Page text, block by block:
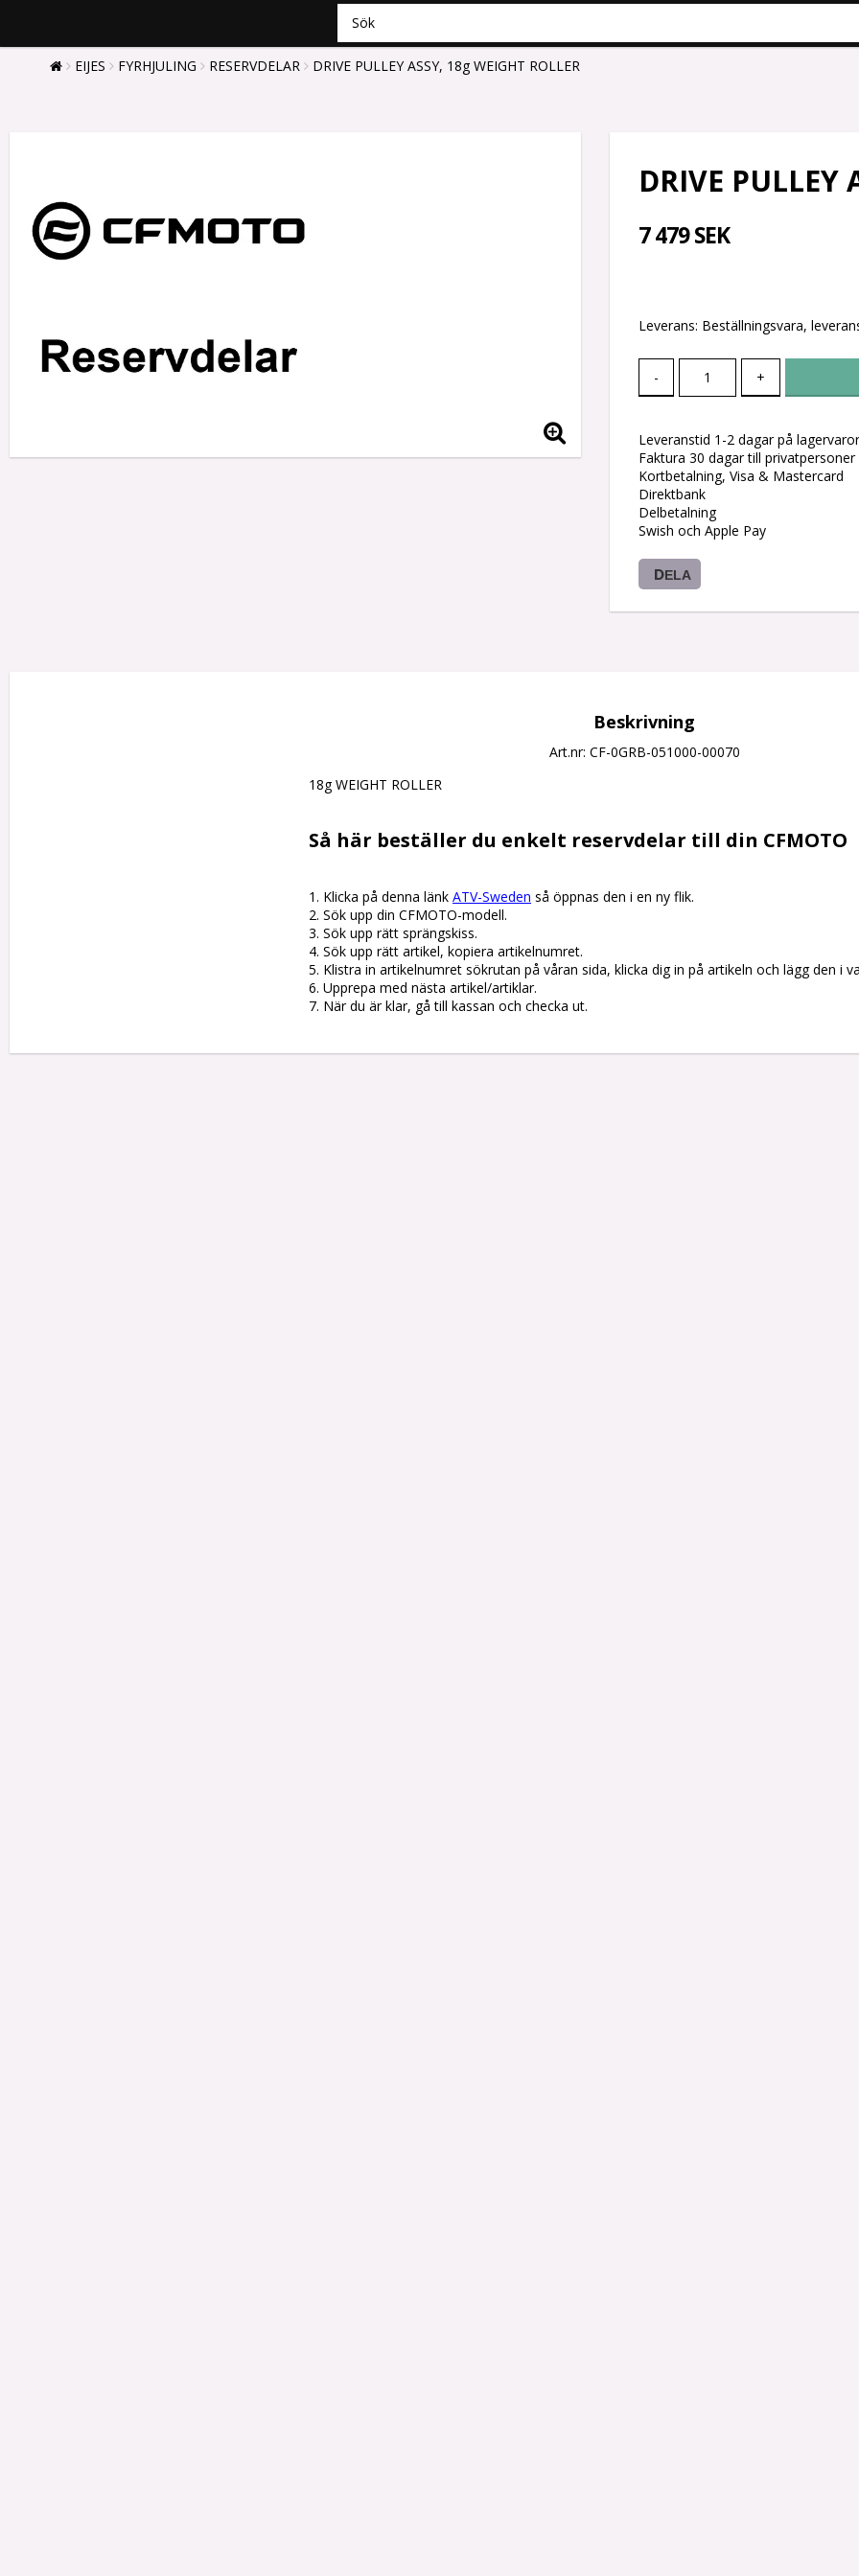
EIJES FYRHJULING RESERVDELAR DRIVE PULLEY ASSY, 18g WEIGHT ROLLER
DRIVE PULLEY
7 479 SEK
Leverans: Beställningsvara,
- +
Leveranstid 1-2 dagar på lagervaror
Faktura 30 dagar till
Kortbetalning, Visa & Mastercard
Direktbank
Delbetalning
Swish och Apple Pay
DELA
Beskrivning
Art.nr: CF-0GRB-051000-00070
18g WEIGHT ROLLER
Så här beställer du enkelt reservdelar till din CFMOTO
1. Klicka på denna länk ATV-Sweden så öppnas den i en ny flik.
2. Sök upp din CFMOTO-modell.
3. Sök upp rätt sprängskiss.
4. Sök upp rätt artikel, kopiera artikelnumret.
5. Klistra in artikelnumret sökrutan på våran sida, klicka dig in på artikeln och lägg den i
6. Upprepa med nästa artikel/artiklar.
7. När du är klar, gå till kassan och checka ut.